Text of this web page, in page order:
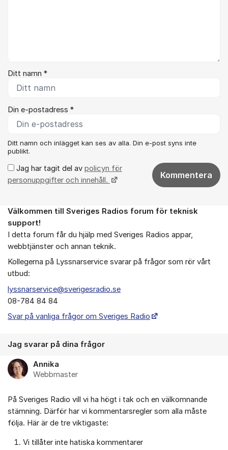
Ditt namn *
Din e-postadress *
Ditt namn och inlägget kan ses av alla. Din e-post syns inte
publikt.
Jag har tagit del av policyn för
personuppgifter och innehåll.
Kommentera
Om forumet
Välkommen till Sveriges Radios forum för teknisk
support!
I detta forum får du hjälp med Sveriges Radios appar,
webbtjänster och annan teknik.
Kollegerna på Lyssnarservice svarar på frågor som rör vårt
utbud:
lyssnarservice@sverigesradio.se
08-784 84 84
Svar på vanliga frågor om Sveriges Radio
Jag svarar på dina frågor
Annika
Webbmaster
På Sveriges Radio vill vi ha högt i tak och en välkomnande
stämning. Därför har vi kommentarsregler som alla måste
följa. Här är de tre viktigaste:
Vi tillåter inte hatiska kommentarer